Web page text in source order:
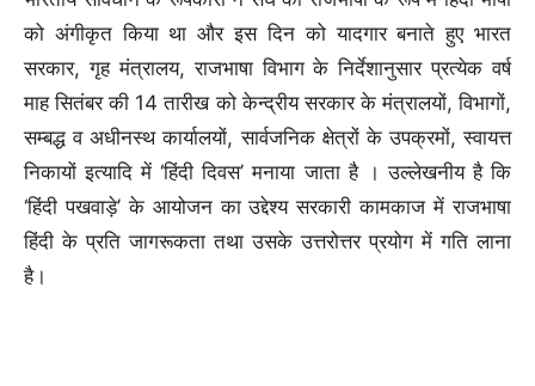
को अंगीकृत किया था और इस दिन को यादगार बनाते हुए भारत
सरकार, गृह मंत्रालय, राजभाषा विभाग के निर्देशानुसार प्रत्येक वर्ष
माह सितंबर की 14 तारीख को केन्द्रीय सरकार के मंत्रालयों, विभागों,
सम्बद्ध व अधीनस्थ कार्यालयों, सार्वजनिक क्षेत्रों के उपक्रमों, स्वायत्त
निकायों इत्यादि में ‘हिंदी दिवस’ मनाया जाता है । उल्लेखनीय है कि
‘हिंदी पखवाड़े’ के आयोजन का उद्देश्य सरकारी कामकाज में राजभाषा
हिंदी के प्रति जागरूकता तथा उसके उत्तरोत्तर प्रयोग में गति लाना
है।